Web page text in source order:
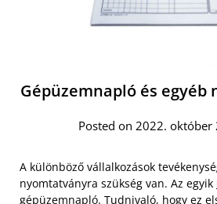
Gépüzemnapló és
Posted on 2022. október
A különböző vállalkozások
nyomtatványra szükség van. Az egyik
gépüzemnapló. Tudnivaló, hogy ez